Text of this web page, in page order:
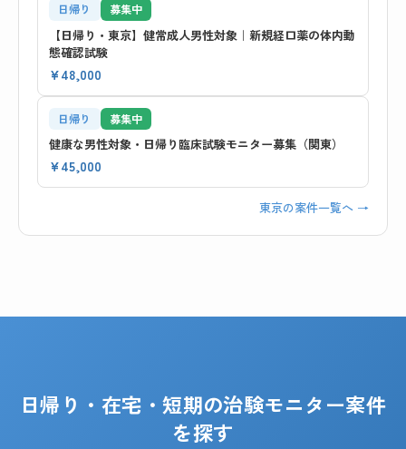
日帰り 募集中
【日帰り・東京】健常成人男性対象｜新規経口薬の体内動
態確認試験
¥48,000
日帰り 募集中
健康な男性対象・日帰り臨床試験モニター募集（関東）
¥45,000
東京の案件一覧へ →
日帰り・在宅・短期の治験モニター案件
を探す